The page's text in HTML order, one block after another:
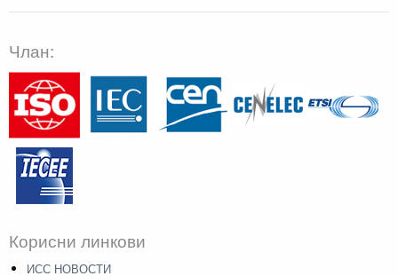
Члан:
Корисни линкови
ИСС НОВОСТИ